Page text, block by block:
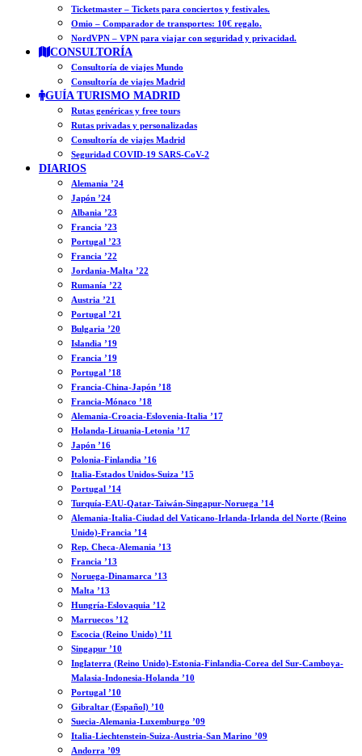
Ticketmaster – Tickets para conciertos y festivales.
Omio – Comparador de transportes: 10€ regalo.
NordVPN – VPN para viajar con seguridad y privacidad.
CONSULTORÍA
Consultoría de viajes Mundo
Consultoría de viajes Madrid
GUÍA TURISMO MADRID
Rutas genéricas y free tours
Rutas privadas y personalizadas
Consultoría de viajes Madrid
Seguridad COVID-19 SARS-CoV-2
DIARIOS
Alemania ’24
Japón ’24
Albania ’23
Francia ’23
Portugal ’23
Francia ’22
Jordania-Malta ’22
Rumanía ’22
Austria ’21
Portugal ’21
Bulgaria ’20
Islandia ’19
Francia ’19
Portugal ’18
Francia-China-Japón ’18
Francia-Mónaco ’18
Alemania-Croacia-Eslovenia-Italia ’17
Holanda-Lituania-Letonia ’17
Japón ’16
Polonia-Finlandia ’16
Italia-Estados Unidos-Suiza ’15
Portugal ’14
Turquía-EAU-Qatar-Taiwán-Singapur-Noruega ’14
Alemania-Italia-Ciudad del Vaticano-Irlanda-Irlanda del Norte (Reino
Unido)-Francia ’14
Rep. Checa-Alemania ’13
Francia ’13
Noruega-Dinamarca ’13
Malta ’13
Hungría-Eslovaquia ’12
Marruecos ’12
Escocia (Reino Unido) ’11
Singapur ’10
Inglaterra (Reino Unido)-Estonia-Finlandia-Corea del Sur-Camboya-
Malasia-Indonesia-Holanda ’10
Portugal ’10
Gibraltar (Español) ’10
Suecia-Alemania-Luxemburgo ’09
Italia-Liechtenstein-Suiza-Austria-San Marino ’09
Andorra ’09